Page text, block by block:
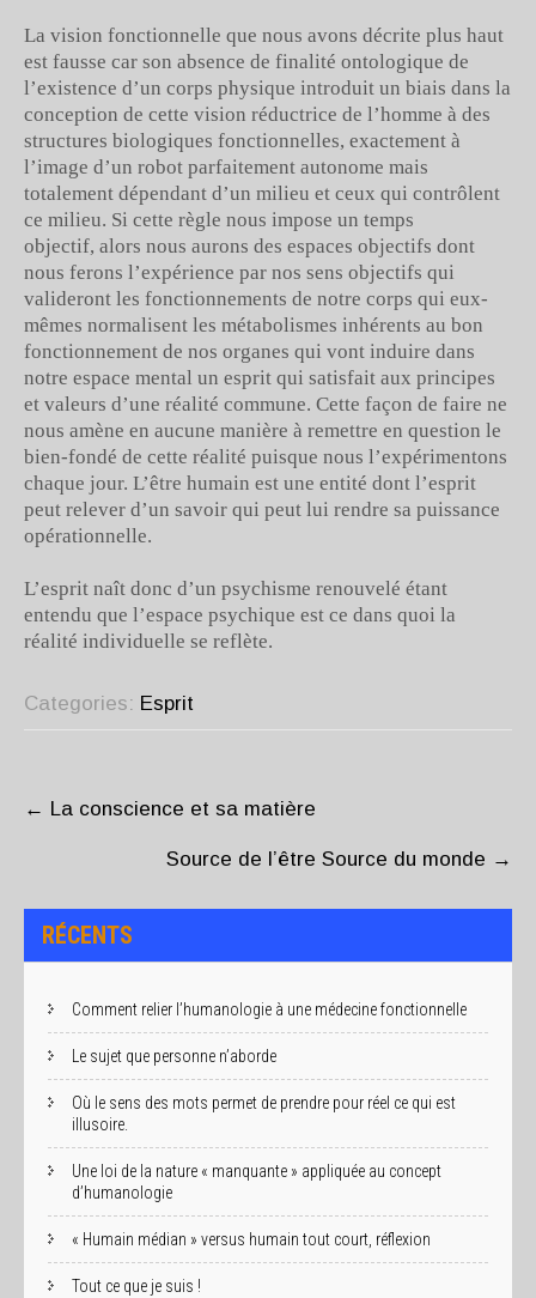
La vision fonctionnelle que nous avons décrite plus haut
est fausse car son absence de finalité ontologique de
l’existence d’un corps physique introduit un biais dans la
conception de cette vision réductrice de l’homme à des
structures biologiques fonctionnelles, exactement à
l’image d’un robot parfaitement autonome mais
totalement dépendant d’un milieu et ceux qui contrôlent
ce milieu. Si cette règle nous impose un temps
objectif, alors nous aurons des espaces objectifs dont
nous ferons l’expérience par nos sens objectifs qui
valideront les fonctionnements de notre corps qui eux-
mêmes normalisent les métabolismes inhérents au bon
fonctionnement de nos organes qui vont induire dans
notre espace mental un esprit qui satisfait aux principes
et valeurs d’une réalité commune. Cette façon de faire ne
nous amène en aucune manière à remettre en question le
bien-fondé de cette réalité puisque nous l’expérimentons
chaque jour. L’être humain est une entité dont l’esprit
peut relever d’un savoir qui peut lui rendre sa puissance
opérationnelle.
L’esprit naît donc d’un psychisme renouvelé étant
entendu que l’espace psychique est ce dans quoi la
réalité individuelle se reflète.
Categories: Esprit
NAVIGATION
← La conscience et sa matière
Source de l’être Source du monde →
RÉCENTS
Comment relier l’humanologie à une médecine fonctionnelle
Le sujet que personne n’aborde
Où le sens des mots permet de prendre pour réel ce qui est
illusoire.
Une loi de la nature « manquante » appliquée au concept
d’humanologie
« Humain médian » versus humain tout court, réflexion
Tout ce que je suis !